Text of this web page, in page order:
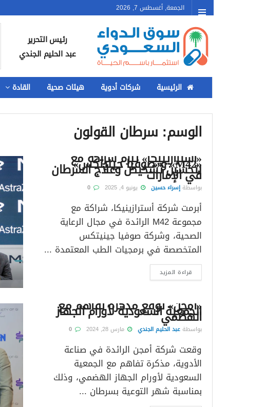
الجمعة, أغسطس 7, 2026
رئيس التحرير
عبد الحليم الجندي
الرئيسية شركات أدوية هيئات صحية القادة
الوسم: سرطان القولون
«أسترازينيكا» تبرم شراكة مع
«M42» و«صوفيا جينيتكس»
لتحسين تشخيص وعلاج السرطان
في الإمارات
بواسطة إسراء حسين يونيو 4, 2025
أبرمت شركة أسترازينيكا، شراكة مع
مجموعة M42 الرائدة في مجال الرعاية
الصحية، وشركة صوفيا جينيتكس
المتخصصة في برمجيات الطب المعتمدة ...
قراءة المزيد
«أمجن» توقع مذكرة تفاهم مع
الجمعية السعودية لأورام الجهاز
الهضمي
بواسطة عبد الحليم الجندي مارس 28, 2024
وقعت شركة أمجن الرائدة في صناعة
الأدوية، مذكرة تفاهم مع الجمعية
السعودية لأورام الجهاز الهضمي، وذلك
بمناسبة شهر التوعية بسرطان ...